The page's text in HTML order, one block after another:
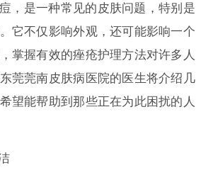
，是一种常见的皮肤问题，特别是
它不仅影响外观，还可能影响一个
掌握有效的痤疮护理方法对许多人
莞莞南皮肤病医院的医生将介绍几
望能帮助到那些正在为此困扰的人